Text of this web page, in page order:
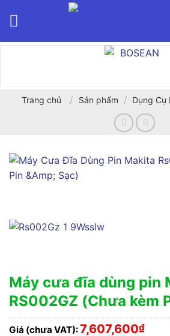
Trang chủ / Sản phẩm / Dụng Cụ
Máy cưa đĩa dùng pin
RS002GZ (Chưa kèm
Giá (chưa VAT):7,607,600₫